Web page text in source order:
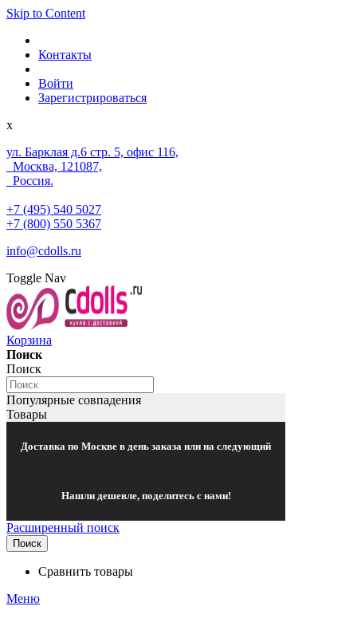
Skip to Content
Контакты
Войти
Зарегистрироваться
x
ул. Барклая д.6 стр. 5, офис 116,
Москва, 121087,
Россия.
+7 (495) 540 5027
+7 (800) 550 5367
info@cdolls.ru
Toggle Nav
Корзина
Поиск
Поиск
Популярные совпадения
Товары
Доставка по Москве в день заказа или на следующий
Нашли дешевле, поделитесь с нами!
Расширенный поиск
Поиск
Сравнить товары
Меню